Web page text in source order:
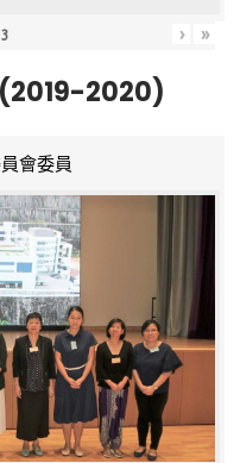
3 › »
(2019-2020)
會委員